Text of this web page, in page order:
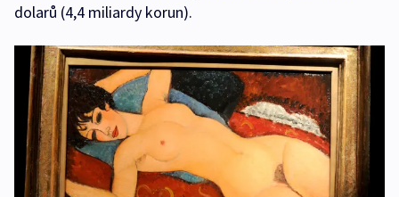
dolarů (4,4 miliardy korun).